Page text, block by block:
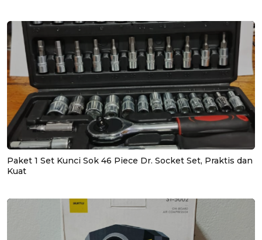
Paket 1 Set Kunci Sok 46 Piece Dr. Socket Set, Praktis dan
Kuat